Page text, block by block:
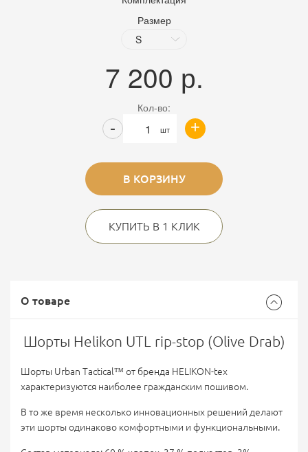
Размер
7 200 р.
Кол-во:
шт +
-
В КОРЗИНУ
КУПИТЬ В 1 КЛИК
О товаре
Шорты Helikon UTL rip-stop (Olive Drab)
Шорты Urban Tactical™ от бренда HELIKON-tex
характеризуются наиболее гражданским пошивом.
В то же время несколько инновационных решений делают
эти шорты одинаково комфортными и функциональными.